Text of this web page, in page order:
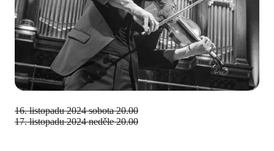
16. listopadu 2024 sobota 20.00
17. listopadu 2024 neděle 20.00